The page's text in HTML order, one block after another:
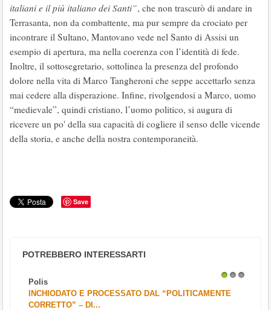
italiani e il più italiano dei Santi”, che non trascurò di andare in
Terrasanta, non da combattente, ma pur sempre da crociato per
incontrare il Sultano, Mantovano vede nel Santo di Assisi un
esempio di apertura, ma nella coerenza con l’identità di fede.
Inoltre, il sottosegretario, sottolinea la presenza del profondo
dolore nella vita di Marco Tangheroni che seppe accettarlo senza
mai cedere alla disperazione. Infine, rivolgendosi a Marco, uomo
“medievale”, quindi cristiano, l’uomo politico, si augura di
ricevere un po' della sua capacità di cogliere il senso delle vicende
della storia, e anche della nostra contemporaneità.
Save
POTREBBERO INTERESSARTI
Polis
INCHIODATO E PROCESSATO DAL “POLITICAMENTE
CORRETTO” – DI...